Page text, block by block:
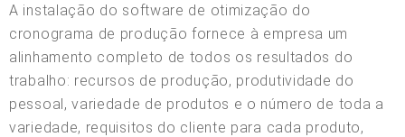
A instalação do software de otimização do
cronograma de produção fornece à empresa um
alinhamento completo de todos os resultados do
trabalho: recursos de produção, produtividade do
pessoal, variedade de produtos e o número de toda a
variedade, requisitos do cliente para cada produto,